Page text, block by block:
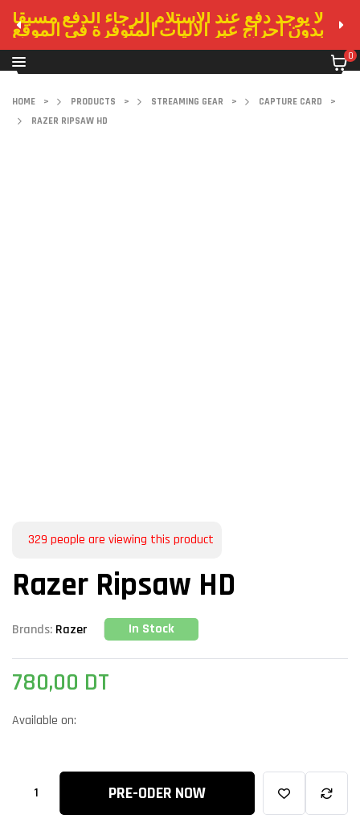
لا يوجد دفع عند الاستلام الرجاء الدفع مسبقا
بدون احراج عبر الاليات المتوفرة في الموقع
0
HOME > PRODUCTS > STREAMING GEAR > CAPTURE CARD
>
RAZER RIPSAW HD
329 people are viewing this product
Razer Ripsaw HD
Brands: Razer In Stock
780,00 DT
Available on:
PRE-ODER NOW